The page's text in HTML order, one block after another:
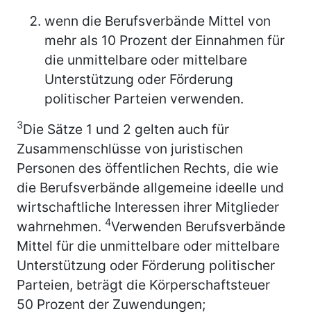
wenn die Berufsverbände Mittel von
mehr als 10 Prozent der Einnahmen für
die unmittelbare oder mittelbare
Unterstützung oder Förderung
politischer Parteien verwenden.
3Die Sätze 1 und 2 gelten auch für
Zusammenschlüsse von juristischen
Personen des öffentlichen Rechts, die wie
die Berufsverbände allgemeine ideelle und
wirtschaftliche Interessen ihrer Mitglieder
wahrnehmen. 4Verwenden Berufsverbände
Mittel für die unmittelbare oder mittelbare
Unterstützung oder Förderung politischer
Parteien, beträgt die Körperschaftsteuer
50 Prozent der Zuwendungen;